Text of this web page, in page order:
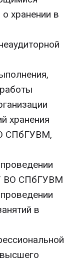
хранении в
хранения
СПбГУВМ,
ВО СПбГУВМ
в